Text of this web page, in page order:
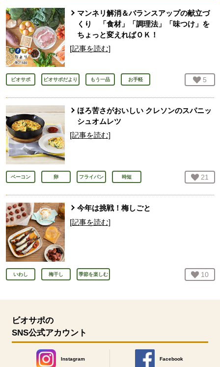
マンネリ解消＆バランスアップの献立づ
くり 「食材」「調理法」「味つけ」を
ちょっと変えればＯＫ！
[記事を読む]
ビオサポ ビオサポだより もう一品 お手軽 お気
5
ほろ苦さがおいしい クレソンのスパニッ
シュオムレツ
[記事を読む]
ベーコン 卵 フライパン 時短 お気
21
今年は挑戦！梅しごと
[記事を読む]
いわし 梅干し 季節を楽しむ お気
10
ビオサポの
SNS公式アカウント
Instagram
別のウィンドウで開きます。
Facebook
別のウィンドウで開きます